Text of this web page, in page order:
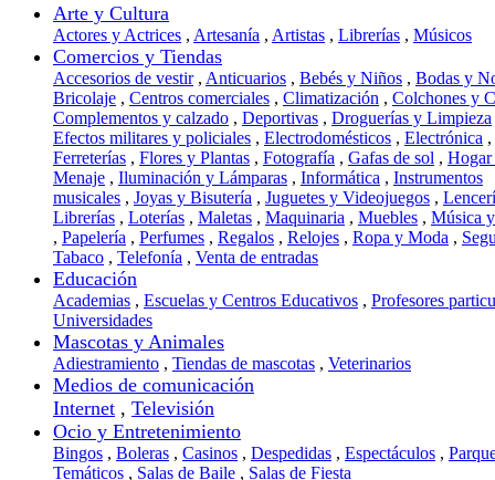
Arte y Cultura
Actores y Actrices , Artesanía , Artistas , Librerías , Músicos
Comercios y Tiendas
Accesorios de vestir, Anticuarios , Bebés y Niños , Bodas y
Bricolaje , Centros comerciales , Climatización , Colchones y
Complementos y calzado , Deportivas , Droguerías y Limpieza
Efectos militares y policiales , Electrodomésticos , Electrónica ,
Ferreterías , Flores y Plantas , Fotografía , Gafas de sol ,
Menaje , Iluminación y Lámparas , Informática , Instrumentos
musicales , Joyas y Bisutería , Juguetes y Videojuegos ,
Librerías , Loterías , Maletas , Maquinaria , Muebles , Música
, Papelería , Perfumes , Regalos , Relojes , Ropa y Moda ,
Tabaco , Telefonía , Venta de entradas
Educación
Academias , Escuelas y Centros Educativos , Profesores
Universidades
Mascotas y Animales
Adiestramiento , Tiendas de mascotas , Veterinarios
Medios de comunicación
Internet , Televisión
Ocio y Entretenimiento
Bingos , Boleras , Casinos , Despedidas , Espectáculos ,
Temáticos , Salas de Baile , Salas de Fiesta